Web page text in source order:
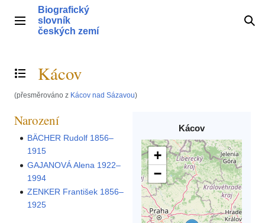
obsahHlavní menu
Biografický
slovník
českých zemí
Přepnout obsah
Kácov
(přesměrováno z Kácov nad Sázavou)
Kácov
+
−
Narození
BÄCHER Rudolf 1856–
1915
GAJANOVÁ Alena 1922–
1994
ZENKER František 1856–
1925